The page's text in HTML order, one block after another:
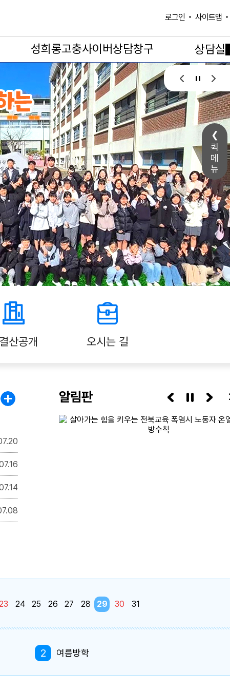
퀵
메
뉴
로그인 사이트맵
성희롱고충사이버상담창구 상담실
산공개 오시는 길
알림판
24 25 26 27 28 29 30 31
2 여름방학
5